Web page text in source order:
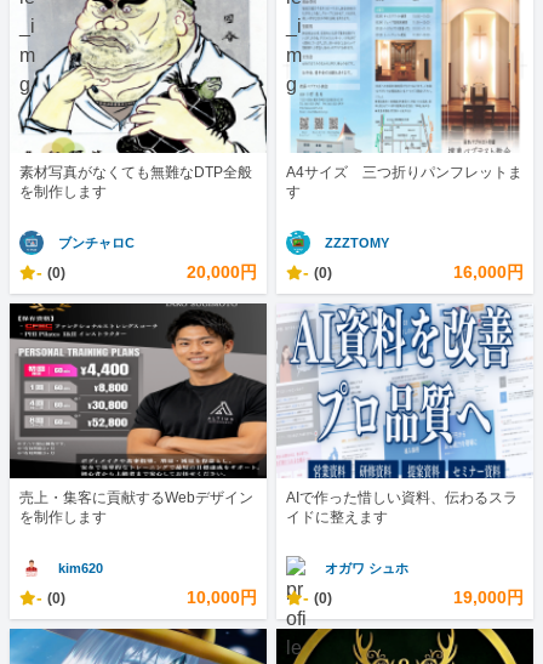
素材写真がなくても無難なDTP全般
を制作します
ブンチャロC
- (0) 20,000円
A4サイズ 三つ折りパンフレットま
す
ZZZTOMY
- (0) 16,000円
売上・集客に貢献するWebデザイン
を制作します
kim620
- (0) 10,000円
AIで作った惜しい資料、伝わるスラ
イドに整えます
オガワ シュホ
- (0) 19,000円